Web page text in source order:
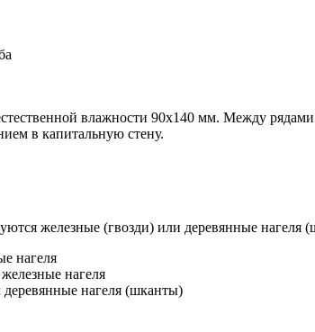
влажности 90х140 мм. Между
в капитальную стену.
железные (гвозди) или деревянные нагеля
нагеля
железные нагеля
деревянные нагеля (шканты)